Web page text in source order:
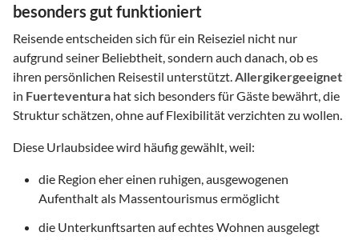
besonders gut funktioniert
Reisende entscheiden sich für ein Reiseziel nicht nur
aufgrund seiner Beliebtheit, sondern auch danach, ob es
ihren persönlichen Reisestil unterstützt.Allergikergeeignet
in Fuerteventura hat sich besonders für Gäste bewährt, die
Struktur schätzen, ohne auf Flexibilität verzichten zu wollen.
Diese Urlaubsidee wird häufig gewählt, weil:
die Region eher einen ruhigen, ausgewogenen
Aufenthalt als Massentourismus ermöglicht
die Unterkunftsarten auf echtes Wohnen ausgelegt